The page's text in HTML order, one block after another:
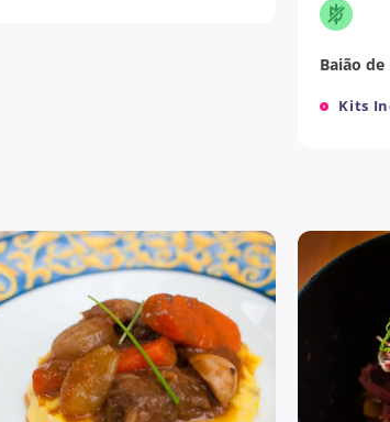
Kits
Baião de